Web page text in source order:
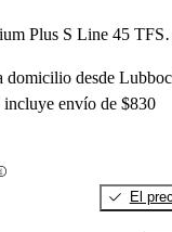
quattro
domicilio desde
envío de $830
El